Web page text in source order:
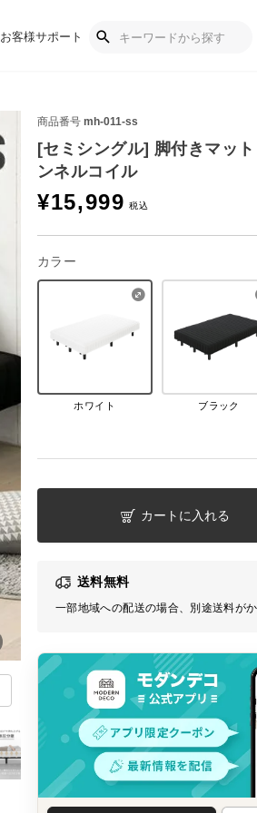
お客様サポート
商品番号 mh-011-ss
[セミシングル] 脚付きマッ
ンネルコイル
¥15,999
カラー
ホワイト ブラック
カートに入れる
送料無料
一部地域への配送の場合、別途送料が